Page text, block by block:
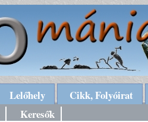
Lelőhely
Cikk, Folyóirat
Keresők